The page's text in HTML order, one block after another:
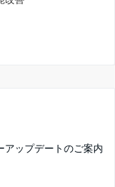
アップデートのご案内